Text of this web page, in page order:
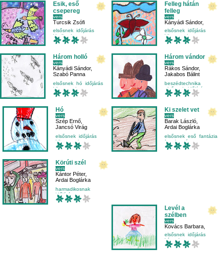
Esik, eső
csepereg
vers
Turcsik Zsófi
elsősnek időjárás
kicsiknek
környezetismeret
Felleg hátán
felleg
vers
Kányádi Sándor,
Mayer Manda
Bozsányi Beáta
elsősnek időjárás
környezetismeret
külső világ-környezet
Három holló
vers
Kányádi Sándor,
Szabó Panna
elsősnek hó időjárás
környezetismeret
Három vándor
vers
Rákos Sándor,
Jakabos Bálint
beszédtechnika
elsősnek időjárás
külső világ-környezet
Hó
vers
Szép Ernő
Jancsó Virág
elsősnek időjárás
környezetismeret
mese-vers
Ki szelet vet
vers
Barak László
Ardai Boglárka
elsősnek eső fantázia
fogalmazás
Körúti szél
vers
Kántor Péter,
Ardai Boglárka
harmadikosnak
időjárás
környezetismeret
Levél a
szélben
vers
Kovács Barbara
Kiss Zsanett
elsősnek időjárás
képzelet
környezetismeret